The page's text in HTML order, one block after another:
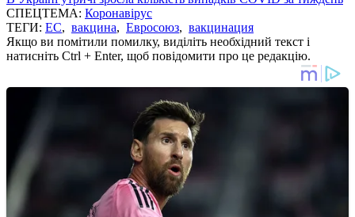
СПЕЦТЕМА: Коронавірус
ТЕГИ: ЕС, вакцина, Евросоюз, вакцинация
Якщо ви помітили помилку, виділіть необхідний текст і
натисніть Ctrl + Enter, щоб повідомити про це редакцію.